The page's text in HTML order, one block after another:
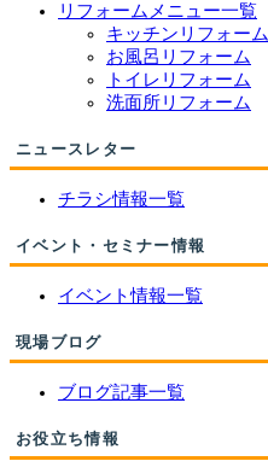
リフォームメニュー一覧
キッチンリフォーム
お風呂リフォーム
トイレリフォーム
洗面所リフォーム
ニュースレター
チラシ情報一覧
イベント・セミナー情報
イベント情報一覧
現場ブログ
ブログ記事一覧
お役立ち情報